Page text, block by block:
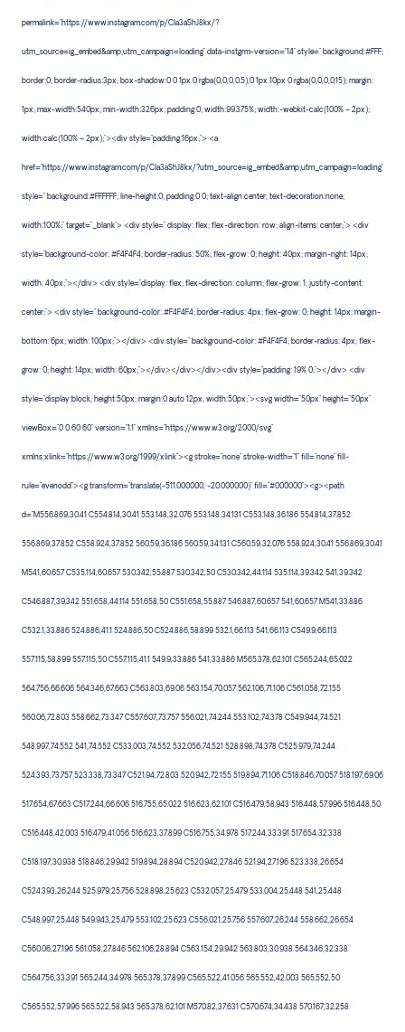
permalink="https://www.instagram.com/p/Cla3aShJ8kx/?
utm_source=ig_embed&amp;utm_campaign=loading" data-instgrm-version="14" style=" background:#FFF;
border:0; border-radius:3px; box-shadow:0 0 1px 0 rgba(0,0,0,0.5),0 1px 10px 0 rgba(0,0,0,0.15); margin:
1px; max-width:540px; min-width:326px; padding:0; width:99.375%; width:-webkit-calc(100% – 2px);
width:calc(100% – 2px);"><div style="padding:16px;"> <a
href="https://www.instagram.com/p/Cla3aShJ8kx/?utm_source=ig_embed&amp;utm_campaign=loading"
style=" background:#FFFFFF; line-height:0; padding:0 0; text-align:center; text-decoration:none;
width:100%;" target="_blank"> <div style=" display: flex; flex-direction: row; align-items: center;"> <div
style="background-color: #F4F4F4; border-radius: 50%; flex-grow: 0; height: 40px; margin-right: 14px;
width: 40px;"></div> <div style="display: flex; flex-direction: column; flex-grow: 1; justify-content:
center;"> <div style=" background-color: #F4F4F4; border-radius: 4px; flex-grow: 0; height: 14px; margin-
bottom: 6px; width: 100px;"></div> <div style=" background-color: #F4F4F4; border-radius: 4px; flex-
grow: 0; height: 14px; width: 60px;"></div></div></div><div style="padding: 19% 0;"></div> <div
style="display:block; height:50px; margin:0 auto 12px; width:50px;"><svg width="50px" height="50px"
viewBox="0 0 60 60" version="1.1" xmlns="https://www.w3.org/2000/svg"
xmlns:xlink="https://www.w3.org/1999/xlink"><g stroke="none" stroke-width="1" fill="none" fill-
rule="evenodd"><g transform="translate(-511.000000, -20.000000)" fill="#000000"><g><path
d="M556.869,30.41 C554.814,30.41 553.148,32.076 553.148,34.131 C553.148,36.186 554.814,37.852
556.869,37.852 C558.924,37.852 560.59,36.186 560.59,34.131 C560.59,32.076 558.924,30.41 556.869,30.41
M541,60.657 C535.114,60.657 530.342,55.887 530.342,50 C530.342,44.114 535.114,39.342 541,39.342
C546.887,39.342 551.658,44.114 551.658,50 C551.658,55.887 546.887,60.657 541,60.657 M541,33.886
C532.1,33.886 524.886,41.1 524.886,50 C524.886,58.899 532.1,66.113 541,66.113 C549.9,66.113
557.115,58.899 557.115,50 C557.115,41.1 549.9,33.886 541,33.886 M565.378,62.101 C565.244,65.022
564.756,66.606 564.346,67.663 C563.803,69.06 563.154,70.057 562.106,71.106 C561.058,72.155
560.06,72.803 558.662,73.347 C557.607,73.757 556.021,74.244 553.102,74.378 C549.944,74.521
548.997,74.552 541,74.552 C533.003,74.552 532.056,74.521 528.898,74.378 C525.979,74.244
524.393,73.757 523.338,73.347 C521.94,72.803 520.942,72.155 519.894,71.106 C518.846,70.057 518.197,69.06
517.654,67.663 C517.244,66.606 516.755,65.022 516.623,62.101 C516.479,58.943 516.448,57.996 516.448,50
C516.448,42.003 516.479,41.056 516.623,37.899 C516.755,34.978 517.244,33.391 517.654,32.338
C518.197,30.938 518.846,29.942 519.894,28.894 C520.942,27.846 521.94,27.196 523.338,26.654
C524.393,26.244 525.979,25.756 528.898,25.623 C532.057,25.479 533.004,25.448 541,25.448
C548.997,25.448 549.943,25.479 553.102,25.623 C556.021,25.756 557.607,26.244 558.662,26.654
C560.06,27.196 561.058,27.846 562.106,28.894 C563.154,29.942 563.803,30.938 564.346,32.338
C564.756,33.391 565.244,34.978 565.378,37.899 C565.522,41.056 565.552,42.003 565.552,50
C565.552,57.996 565.522,58.943 565.378,62.101 M570.82,37.631 C570.674,34.438 570.167,32.258